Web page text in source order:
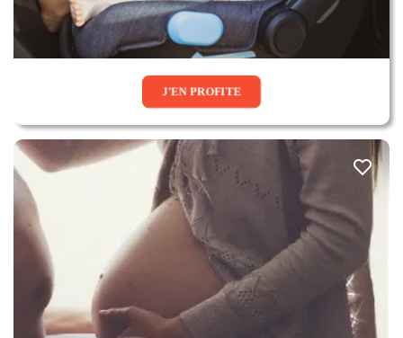
J'EN PROFITE